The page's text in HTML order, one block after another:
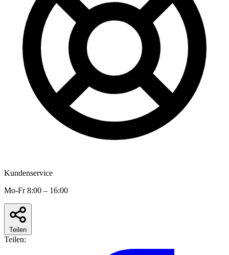
Kundenservice
Mo-Fr 8:00 – 16:00
Teilen
Teilen: